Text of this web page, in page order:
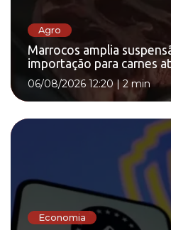
Agro
Marrocos amplia
importação para carnes
06/08/2026 12:20|2 min
Economia